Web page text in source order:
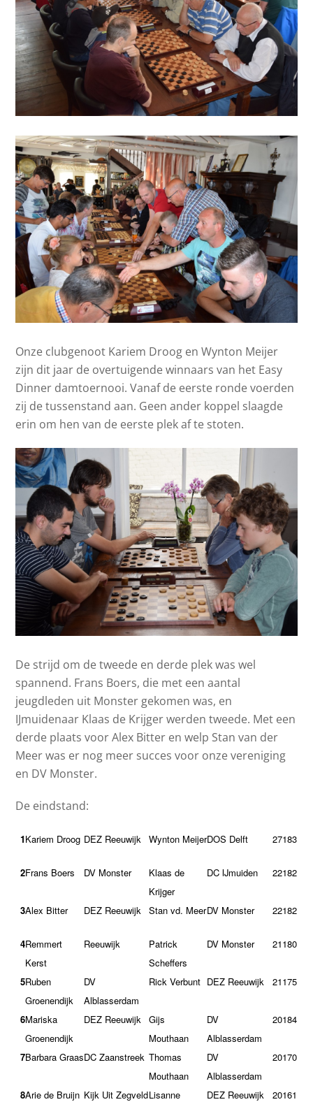
Onze clubgenoot Kariem Droog en Wynton Meijer
zijn dit jaar de overtuigende winnaars van het Easy
Dinner damtoernooi. Vanaf de eerste ronde voerden
zij de tussenstand aan. Geen ander koppel slaagde
erin om hen van de eerste plek af te stoten.
De strijd om de tweede en derde plek was wel
spannend. Frans Boers, die met een aantal
jeugdleden uit Monster gekomen was, en
IJmuidenaar Klaas de Krijger werden tweede. Met een
derde plaats voor Alex Bitter en welp Stan van der
Meer was er nog meer succes voor onze vereniging
en DV Monster.
De eindstand:
1Kariem Droog DEZ Reeuwijk Wynton MeijerDOS Delft 27183
2Frans Boers DV Monster
Klaas de
Krijger
DC IJmuiden 22182
3Alex Bitter DEZ Reeuwijk Stan vd. MeerDV Monster 22182
4Remmert
Kerst
Reeuwijk
Patrick
Scheffers
DV Monster 21180
5Ruben
Groenendijk
DV
Alblasserdam
Rick Verbunt DEZ Reeuwijk 21175
6Mariska
Groenendijk
DEZ Reeuwijk
Gijs
Mouthaan
DV
Alblasserdam
20184
7Barbara GraasDC Zaanstreek Thomas
Mouthaan
DV
Alblasserdam
20170
8Arie de Bruijn Kijk Uit ZegveldLisanne
DEZ Reeuwijk 20161